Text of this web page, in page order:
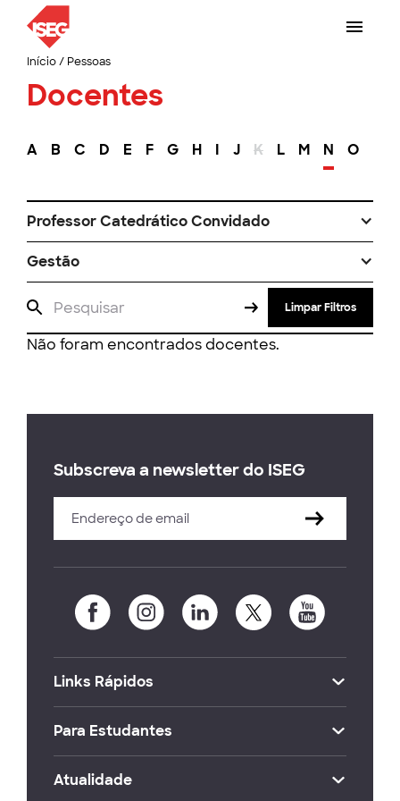
Início/ Pessoas
Docentes
A B C D E F G H I J K L M N O
Professor Catedrático Convidado
Gestão
Limpar Filtros
Não foram encontrados docentes.
Subscreva a newsletter do ISEG
Links Rápidos
Para Estudantes
Atualidade